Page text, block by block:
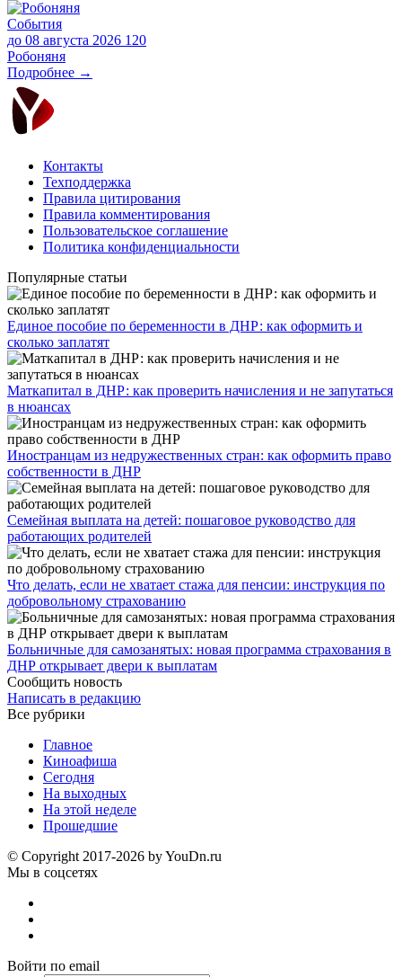
События
до 08 августа 2026 120
Робоняня
Подробнее →
Контакты
Техподдержка
Правила цитирования
Правила комментирования
Пользовательское соглашение
Политика конфиденциальности
Популярные статьи
Единое пособие по беременности в ДНР: как оформить и
сколько заплатят
​Маткапитал в ДНР: как проверить начисления и не запутаться
в нюансах
Иностранцам из недружественных стран: как оформить право
собственности в ДНР
Семейная выплата на детей: пошаговое руководство для
работающих родителей
Что делать, если не хватает стажа для пенсии: инструкция по
добровольному страхованию
Больничные для самозанятых: новая программа страхования в
ДНР открывает двери к выплатам
Сообщить новость
Написать в редакцию
Все рубрики
Главное
Киноафиша
Сегодня
На выходных
На этой неделе
Прошедшие
© Copyright 2017-2026 by YouDn.ru
Мы в соцсетях
Войти по email